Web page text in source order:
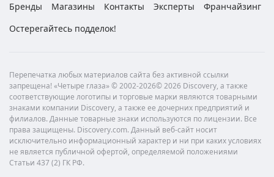
Бренды
Магазины Контакты Эксперты
Франчайзинг
Остерегайтесь подделок!
Перепечатка любых материалов сайта без активной ссылки
запрещена! «Четыре глаза» © 2002-2026© 2026 Discovery, а также
соответствующие логотипы и торговые марки являются товарными
знаками компании Discovery, а также ее дочерних предприятий и
филиалов. Данные товарные знаки используются по лицензии. Все
права защищены. Discovery.com. Данный веб-сайт носит
исключительно информационный характер и ни при каких условиях
не является публичной офертой, определяемой положениями
Статьи 437 (2) ГК РФ.